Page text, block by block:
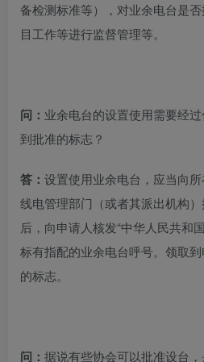
备检测标准等），对业余电台是
目工作等进行监督管理等。
问： 业余电台的设置使用需要经
到批准的标志？
答： 设置使用业余电台，应当向
线电管理部门（或者其派出机构
后，向申请人核发“中华人民共和
标有指配的业余电台呼号。领取
的标志。
问： 据说有些协会可以批准设台，